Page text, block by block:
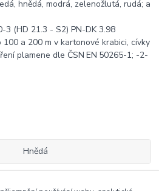
hnědá, modrá, zelenožlutá, rudá; a
3 (HD 21.3 - S2) PN-DK 3.98
a 200 m v kartonové krabici, cívky
plamene dle ČSN EN 50265-1; -2-
Hnědá